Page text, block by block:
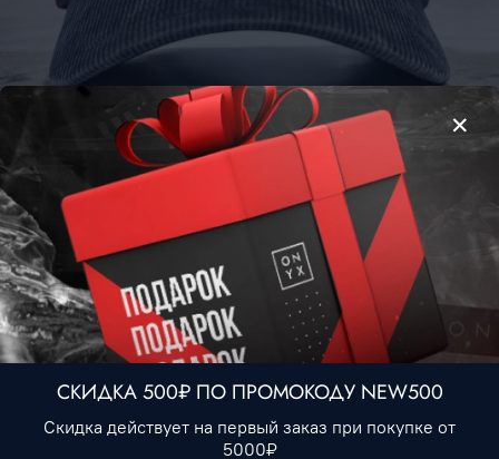
Бейсболка Ralph Lauren #2 • Серый
1 490 ₽
Нет в наличии
В избранное
Описание
СКИДКА 500₽ ПО ПРОМОКОДУ NEW500
Скидка действует на первый заказ при покупке от
5000₽